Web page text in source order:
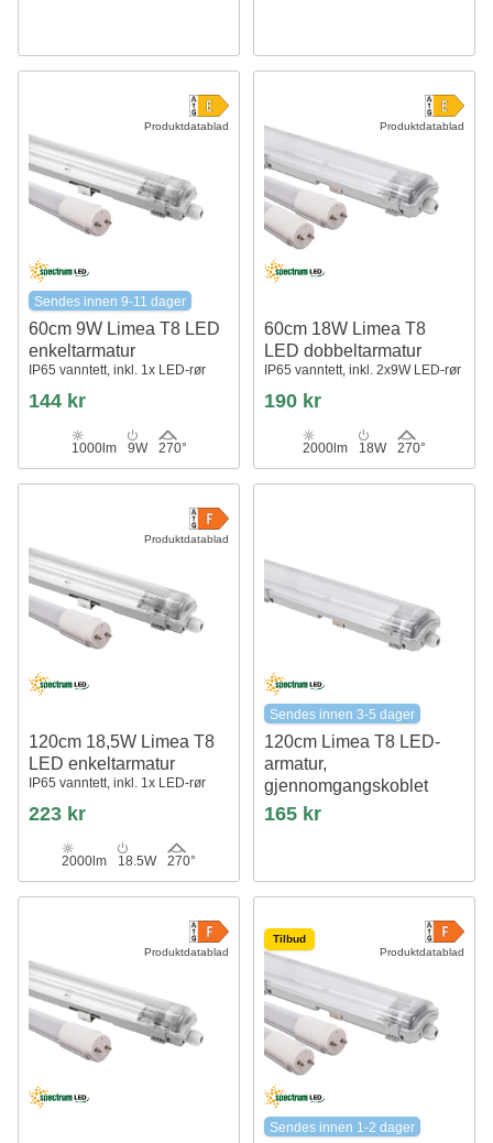
Produktdatablad
Sendes innen 9-11 dager
60cm 9W Limea T8 LED
enkeltarmatur
IP65 vanntett, inkl. 1x LED-rør
144 kr
1000lm 9W 270°
Produktdatablad
60cm 18W Limea T8
LED dobbeltarmatur
IP65 vanntett, inkl. 2x9W LED-rør
190 kr
2000lm 18W 270°
Produktdatablad
120cm 18,5W Limea T8
LED enkeltarmatur
IP65 vanntett, inkl. 1x LED-rør
223 kr
2000lm 18.5W 270°
Sendes innen 3-5 dager
120cm Limea T8 LED-
armatur,
gjennomgangskoblet
Til 2x 120cm LED-rør, IP65
vanntett
165 kr
Produktdatablad Produktdatablad
Tilbud
Sendes innen 1-2 dager